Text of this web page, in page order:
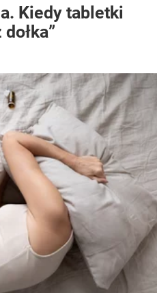
Kiedy tabletki